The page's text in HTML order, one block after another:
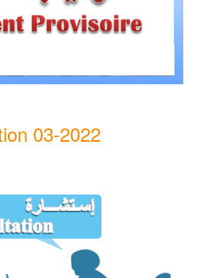
03-2022